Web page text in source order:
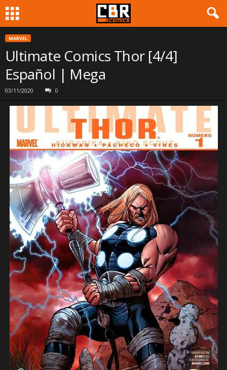
MARVEL
Ultimate Comics Thor [4/4]
Español | Mega
03/11/2020 0